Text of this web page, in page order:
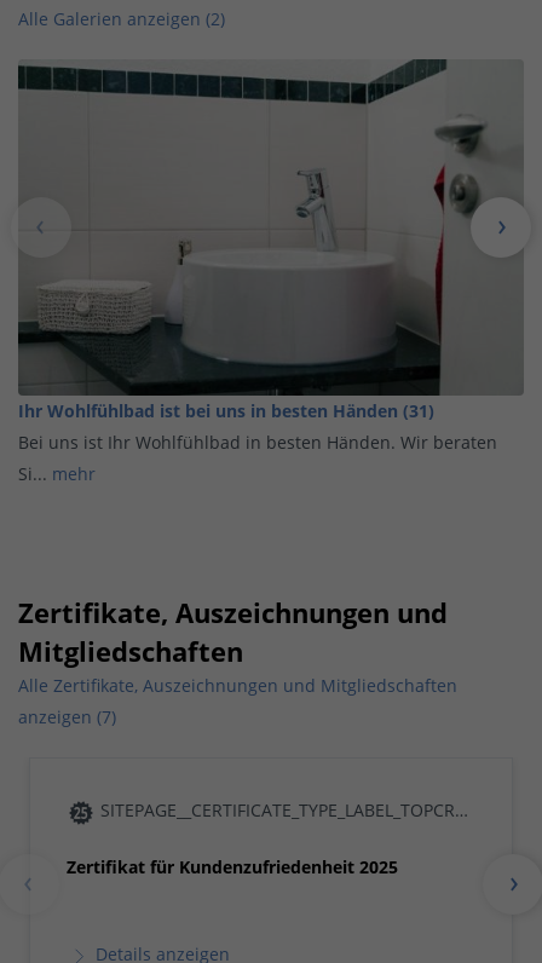
Alle Galerien anzeigen (2)
Ihr Wohlfühlbad ist bei uns in besten Händen (31)
Bei uns ist Ihr Wohlfühlbad in besten Händen. Wir beraten
Si... mehr
Zertifikate, Auszeichnungen und
Mitgliedschaften
Alle Zertifikate, Auszeichnungen und Mitgliedschaften
anzeigen (7)
SITEPAGE__CERTIFICATE_TYPE_LABEL_TOPCRAFTSMAN25
Zertifikat für Kundenzufriedenheit 2025
Details anzeigen